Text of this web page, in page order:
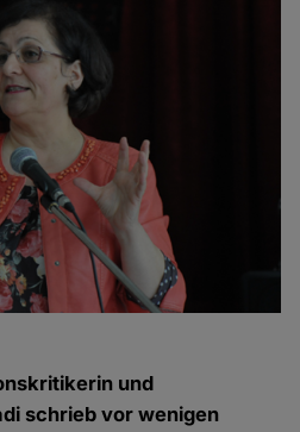
und
schrieb vor wenigen